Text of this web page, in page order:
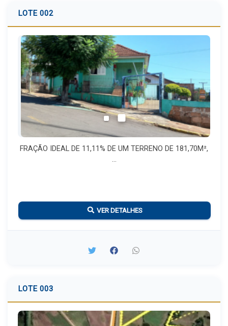
LOTE 002
FRAÇÃO IDEAL DE 11,11% DE UM TERRENO DE 181,70M²,
...
VER DETALHES
LOTE 003